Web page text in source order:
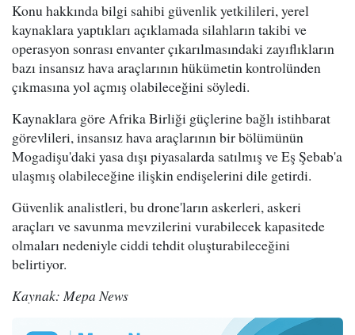
Konu hakkında bilgi sahibi güvenlik yetkilileri, yerel
kaynaklara yaptıkları açıklamada silahların takibi ve
operasyon sonrası envanter çıkarılmasındaki zayıflıkların
bazı insansız hava araçlarının hükümetin kontrolünden
çıkmasına yol açmış olabileceğini söyledi.
Kaynaklara göre Afrika Birliği güçlerine bağlı istihbarat
görevlileri, insansız hava araçlarının bir bölümünün
Mogadişu'daki yasa dışı piyasalarda satılmış ve Eş Şebab'a
ulaşmış olabileceğine ilişkin endişelerini dile getirdi.
Güvenlik analistleri, bu drone'ların askerleri, askeri
araçları ve savunma mevzilerini vurabilecek kapasitede
olmaları nedeniyle ciddi tehdit oluşturabileceğini
belirtiyor.
Kaynak: Mepa News